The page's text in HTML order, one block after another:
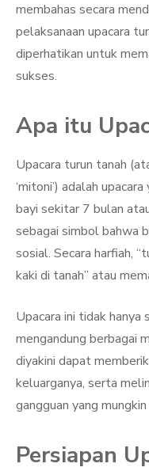
membahas secara
pelaksanaan upacara
diperhatikan untuk
sukses.
Apa itu
Upacara turun tanah
‘mitoni’) adalah
bayi sekitar 7 bulan
sebagai simbol bahwa
sosial. Secara harfiah,
kaki di tanah” atau
Upacara ini tidak
mengandung berbagai
diyakini dapat
keluarganya, serta
gangguan yang
Persiapan